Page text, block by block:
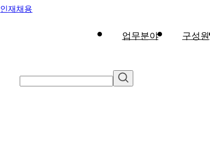
인재채용
업무분야 구성원